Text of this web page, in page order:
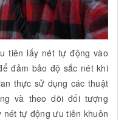
tiên lấy nét tự động vào
đảm bảo độ sắc nét khi
thực sử dụng các thuật
và theo dõi đối tượng
nét tự động ưu tiên khuôn